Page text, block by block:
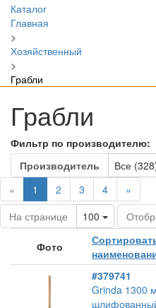
Каталог
Главная
>
Хозяйственный
>
Грабли
Грабли
Фильтр по производителю:
Производитель
Все
«
1 (current)
2 3 4
»
На странице
100 Toggle
Фото
#379741
Grinda 1300